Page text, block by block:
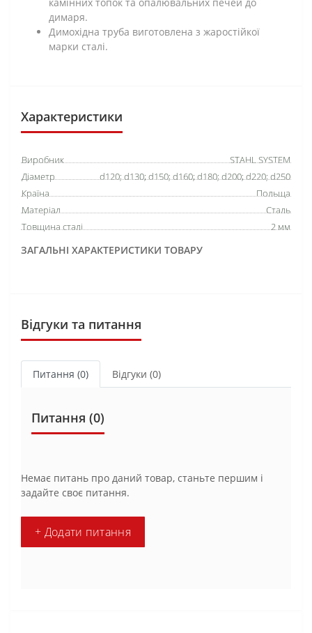
димаря.
Димохідна труба виготовлена з жаростійкої
марки сталі.
Характеристики
ЗАГАЛЬНІ ХАРАКТЕРИСТИКИ ТОВАРУ
Виробник
STAHL SYSTEM
Діаметр
d120; d130; d150; d160; d180; d200; d220; d250
Країна
Польща
Матеріал
Сталь
Товщина сталі
2 мм
Відгуки та питання
Питання (0) Відгуки (0)
Питання (0)
Немає питань про даний товар, станьте першим і
задайте своє питання.
+ Додати питання